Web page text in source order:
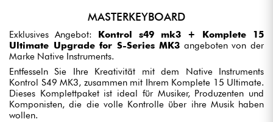
MASTERKEYBOARD
Exklusives Angebot: Kontrol s49 mk3 + Komplete 15
Ultimate Upgrade for S-Series MK3 angeboten von der
Marke Native Instruments.
Entfesseln Sie Ihre Kreativität mit dem Native Instruments
Kontrol S49 MK3, zusammen mit Ihrem Komplete 15 Ultimate.
Dieses Komplettpaket ist ideal für Musiker, Produzenten und
Komponisten, die die volle Kontrolle über ihre Musik haben
wollen.